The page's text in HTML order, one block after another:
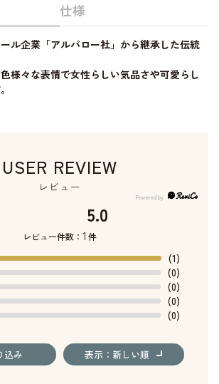
仕様
ル企業「アルパロー社」から継承した伝統
様々な表情で女性らしい気品さや可愛らし
USER REVIEW
レビュー
5.0
レビュー件数： 1 件
(1)
(0)
(0)
(0)
(0)
込み 表示：新しい順